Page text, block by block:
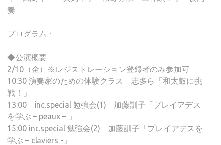
奏
プログラム：
◆公演概要
2/10（金）※レジストレーション登録者のみ参加可
10:30 演奏家のための体験クラス 志多ら「和太鼓に挑
戦！」
13:00 inc.special 勉強会(1) 加藤訓子「プレイアデス
を学ぶ – peaux – 」
15:00 inc.special 勉強会(2) 加藤訓子「プレイアデスを
学ぶ – claviers -」